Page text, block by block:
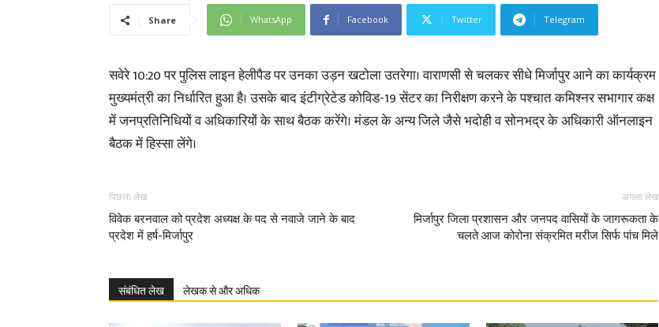
News,
Share WhatsApp Facebook Twitter Telegram
सवेरे 10:20 पर पुलिस लाइन हेलीपैड पर उनका उड़न खटोला उतरेगा। वाराणसी से चलकर सीधे मिर्जापुर आने का कार्यक्रम
मुख्यमंत्री का निर्धारित हुआ है। उसके बाद इंटीग्रेटेड कोविड-19 सेंटर का निरीक्षण करने के पश्चात कमिश्नर सभागार कक्ष
में जनप्रतिनिधियों व अधिकारियों के साथ बैठक करेंगे। मंडल के अन्य जिले जैसे भदोही व सोनभद्र के अधिकारी ऑनलाइन
बैठक में हिस्सा लेंगे।
पिछला लेख
विवेक बरनवाल को प्रदेश अध्यक्ष के पद से नवाजे जाने के बाद
प्रदेश में हर्ष-मिर्जापुर
अगला लेख
मिर्जापुर जिला प्रशासन और जनपद वासियों के जागरूकता के
चलते आज कोरोना संक्रमित मरीज सिर्फ पांच मिले
संबंधित लेख लेखक से और अधिक